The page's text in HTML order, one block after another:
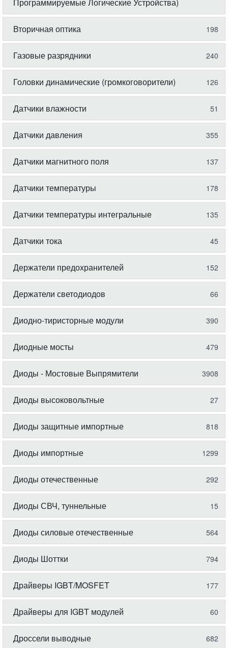
Программируемые Логические Устройства)
Вторичная оптика 198
Газовые разрядники 240
Головки динамические (громкоговорители) 126
Датчики влажности 51
Датчики давления 355
Датчики магнитного поля 137
Датчики температуры 178
Датчики температуры интегральные 135
Датчики тока 45
Держатели предохранителей 152
Держатели светодиодов 66
Диодно-тиристорные модули 390
Диодные мосты 479
Диоды - Мостовые Выпрямители 3908
Диоды высоковольтные 27
Диоды защитные импортные 818
Диоды импортные 1299
Диоды отечественные 292
Диоды СВЧ, туннельные 15
Диоды силовые отечественные 564
Диоды Шоттки 794
Драйверы IGBT/MOSFET 177
Драйверы для IGBT модулей 60
Дроссели выводные 682